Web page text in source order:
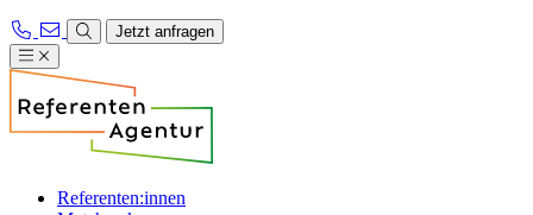
Jetzt anfragen
Referenten:innen